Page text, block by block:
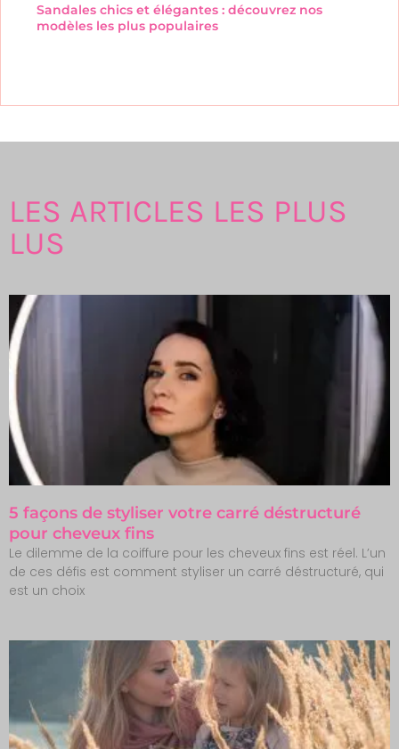
Sandales chics et élégantes : découvrez nos
modèles les plus populaires
LES ARTICLES LES PLUS
LUS
5 façons de styliser votre carré déstructuré
pour cheveux fins
Le dilemme de la coiffure pour les cheveux fins est réel. L’un
de ces défis est comment styliser un carré déstructuré, qui
est un choix